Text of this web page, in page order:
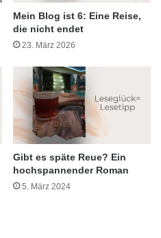
Mein Blog ist 6: Eine Reise,
die nicht endet
23. März 2026
Gibt es späte Reue? Ein
hochspannender Roman
5. März 2024